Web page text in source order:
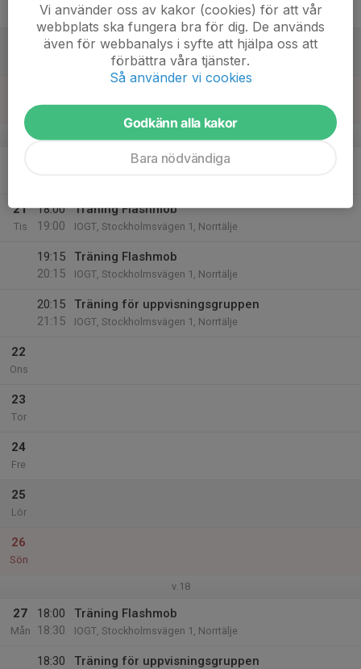
14:00
Klubbdans
hos In Motion Movement, Campus, Norrtälje
Ingen träning - lokalen uthyrd t annat
21
Tis
18:00
19:00
Träning Flashmob
IOGT, Stockholmsvägen 1, Norrtälje
19:15
20:15
Träning Flashmob
IOGT, Stockholmsvägen 1, Norrtälje
20:15
21:15
Träning för uppvisningsgruppen
IOGT, Stockholmsvägen 1, Norrtälje
22
Ons
23
Tor
24
Fre
25
Lör
26
Sön
v.18
27
Mån
18:00
18:30
Träning Flashmob
IOGT, Stockholmsvägen 1, Norrtälje
18:30
Träning för uppvisningsgruppen
Vi använder oss av kakor (cookies) för att vår
webbplats ska fungera bra för dig. De används
även för webbanalys i syfte att hjälpa oss att
förbättra våra tjänster.
Så använder vi cookies
Godkänn alla kakor
Bara nödvändiga